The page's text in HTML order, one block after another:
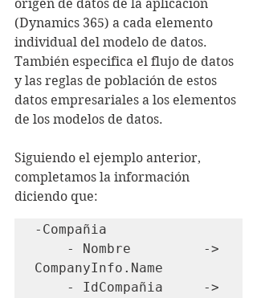
origen de datos de la aplicación
(Dynamics 365) a cada elemento
individual del modelo de datos.
También especifica el flujo de datos
y las reglas de población de estos
datos empresariales a los elementos
de los modelos de datos.
Siguiendo el ejemplo anterior,
completamos la información
diciendo que:
-Compañia
CompanyInfo.Name